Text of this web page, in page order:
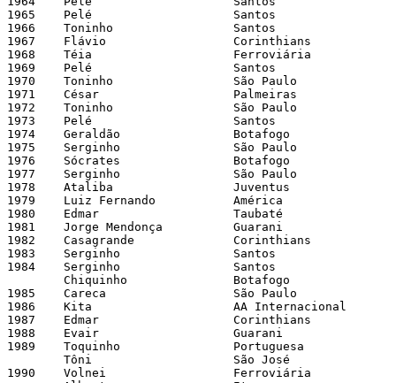
1965 	Pelé 			Santos 			49 	FPF
1966  	Toninho 		Santos 			27 	FPF
1967 	Flávio 			Corinthians		21 	FPF
1968 	Téia 			Ferroviária 		20 	FPF
1969 	Pelé 			Santos 			26 	FPF
1970 	Toninho			São Paulo 		13 	FPF
1971 	César 			Palmeiras 		18 	FPF
1972 	Toninho 		São Paulo 		17 	FPF
1973 	Pelé 			Santos 			11 	FPF
1974 	Geraldão 		Botafogo 		23 	FPF
1975 	Serginho 		São Paulo 		19 	FPF
1976 	Sócrates 		Botafogo 		15 	FPF
1977 	Serginho 		São Paulo 		32 	FPF
1978 	Ataliba 		Juventus 		21 	FPF
1979 	Luiz Fernando 		América 		27 	FPF
1980 	Edmar			Taubaté 		17 	FPF
1981 	Jorge Mendonça 	        Guarani 		38 	FPF
1982 	Casagrande		Corinthians 		28 	FPF
1983 	Serginho 		Santos 			22 	FPF
1984 	Serginho 		Santos 			16 	FPF
1985 	Careca 			São Paulo 		23 	FPF
1986 	Kita 			AA Internacional 	23 	FPF
1987 	Edmar 			Corinthians 		19 	FPF
1988 	Evair 			Guarani 		19	FPF
1989 	Toquinho 		Portuguesa 		13 	FPF
1990 	Volnei			Ferroviária 		10 	FPF